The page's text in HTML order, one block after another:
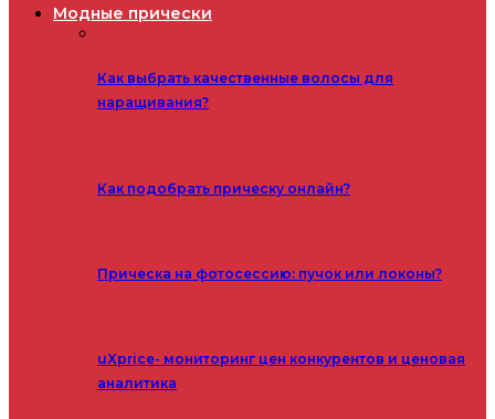
Модные прически
Как выбрать качественные волосы для
наращивания?
Как подобрать прическу онлайн?
Прическа на фотосессию: пучок или локоны?
uXprice- мониторинг цен конкурентов и ценовая
аналитика